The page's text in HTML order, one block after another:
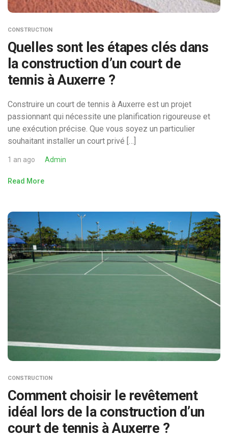
CONSTRUCTION
Quelles sont les étapes clés dans
la construction d’un court de
tennis à Auxerre ?
Construire un court de tennis à Auxerre est un projet
passionnant qui nécessite une planification rigoureuse et
une exécution précise. Que vous soyez un particulier
souhaitant installer un court privé […]
1 an ago Admin
Read More
CONSTRUCTION
Comment choisir le revêtement
idéal lors de la construction d’un
court de tennis à Auxerre ?